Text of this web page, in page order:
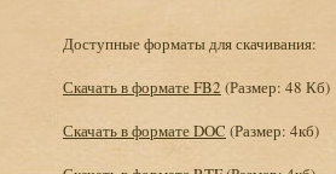
Доступные форматы для скачивания:
Скачать в формате FB2 (Размер: 48 Кб)
Скачать в формате DOC (Размер: 4кб)